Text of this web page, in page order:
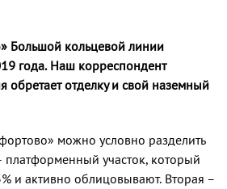
Большой кольцевой линии
года. Наш корреспондент
обретает отделку и свой наземный
можно условно разделить
платформенный участок, который
и активно облицовывают. Вторая –